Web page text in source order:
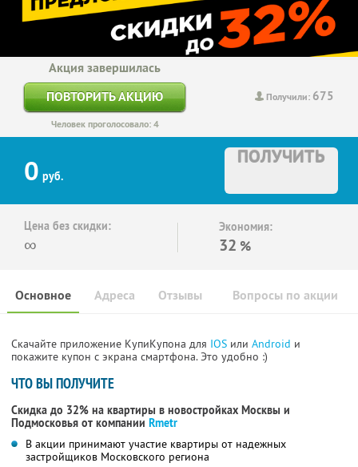
Получили: 675
Акция завершилась
ПОВТОРИТЬ АКЦИЮ
Человек проголосовало: 4
0 руб.
ПОЛУЧИТЬ
Цена без скидки:
∞
Экономия:
32 %
Основное Отзывы Вопросы по акции
Адреса
Скачайте приложение КупиКупона для IOS или Android и
покажите купон с экрана смартфона. Это удобно :)
ЧТО ВЫ ПОЛУЧИТЕ
Скидка до 32% на квартиры в новостройках Москвы и
Подмосковья от компании Rmetr
В акции принимают участие квартиры от надежных
застройщиков Московского региона